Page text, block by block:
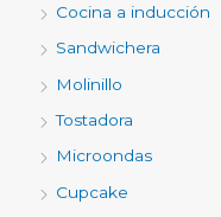
Cocina a inducción
Sandwichera
Molinillo
Tostadora
Microondas
Cupcake